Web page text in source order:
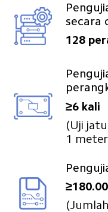
secara
128
≥6 kali
(Uji
1